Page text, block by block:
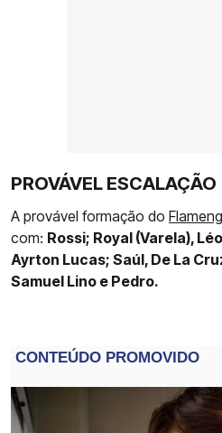
PROVÁVEL ESCALAÇÃO
A provável formação do
com: Rossi; Royal (Varela),
Ayrton Lucas; Saúl, De La
Samuel Lino e Pedro.